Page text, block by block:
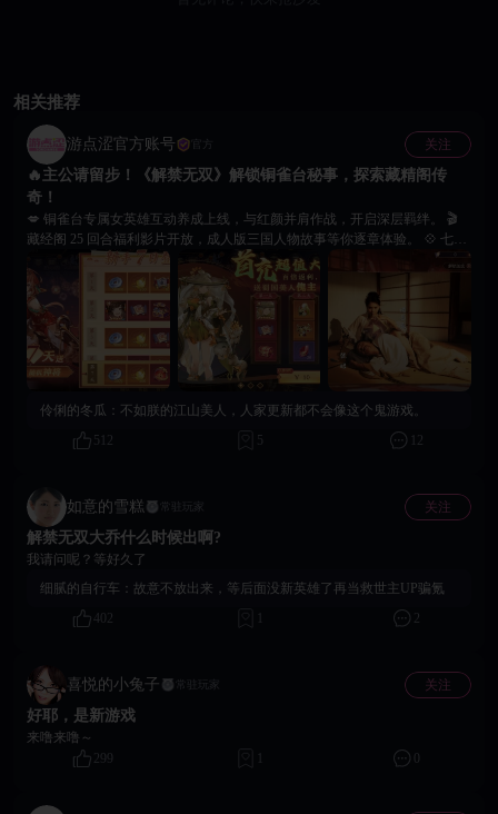
相关推荐
游点涩官方账号 官方 关注
🔥主公请留步！《解禁无双》解锁铜雀台秘事，探索藏精阁传
奇！
💋 铜雀台专属女英雄互动养成上线，与红颜并肩作战，开启深层羁绊。 🎬
藏经阁 25 回合福利影片开放，成人版三国人物故事等你逐章体验。 💠 七日
登录送女将＋随机神将，解锁蔡文姬、小乔等专属成人CG动画。 🌹 挑战铜
雀台专属副本，获取养成资源、提升好感，全队属性同步增强。 ⚔ 立即登
录《解禁无双》，携红颜踏三国，开启属于主公的三国传记！
伶俐的冬瓜： 不如朕的江山美人，人家更新都不会像这个鬼游戏。
512
5 12
如意的雪糕 常驻玩家 关注
解禁无双大乔什么时候出啊?
我请问呢？等好久了
细腻的自行车： 故意不放出来，等后面没新英雄了再当救世主UP骗氪
402
2
喜悦的小兔子 常驻玩家 关注
好耶，是新游戏
来噜来噜～
299